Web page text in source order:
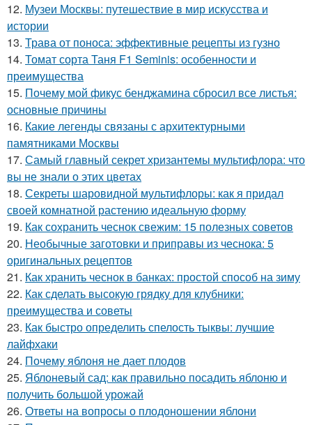
12. Музеи Москвы: путешествие в мир искусства и
истории
13. Трава от поноса: эффективные рецепты из гузно
14. Томат сорта Таня F1 Seminis: особенности и
преимущества
15. Почему мой фикус бенджамина сбросил все листья:
основные причины
16. Какие легенды связаны с архитектурными
памятниками Москвы
17. Самый главный секрет хризантемы мультифлора: что
вы не знали о этих цветах
18. Секреты шаровидной мультифлоры: как я придал
своей комнатной растению идеальную форму
19. Как сохранить чеснок свежим: 15 полезных советов
20. Необычные заготовки и приправы из чеснока: 5
оригинальных рецептов
21. Как хранить чеснок в банках: простой способ на зиму
22. Как сделать высокую грядку для клубники:
преимущества и советы
23. Как быстро определить спелость тыквы: лучшие
лайфхаки
24. Почему яблоня не дает плодов
25. Яблоневый сад: как правильно посадить яблоню и
получить большой урожай
26. Ответы на вопросы о плодоношении яблони